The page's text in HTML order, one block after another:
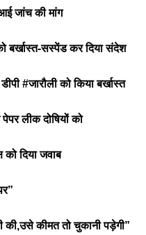
जांच की मांग
बर्खास्त-सस्पेंड कर दिया संदेश
#जारौली को किया बर्खास्त
लीक दोषियों को
दिया जवाब
की,उसे कीमत तो चुकानी पड़ेगी”